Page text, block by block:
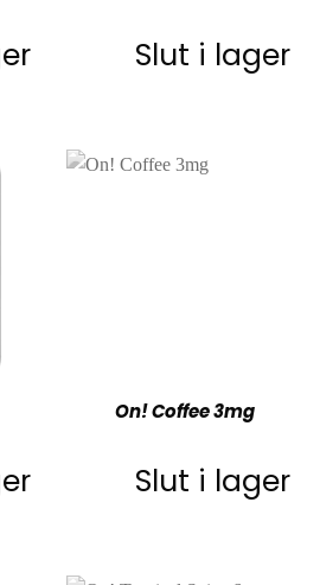
Slut i lager
On! Coffee 3mg
Slut i lager